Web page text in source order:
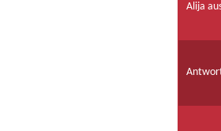
Alija